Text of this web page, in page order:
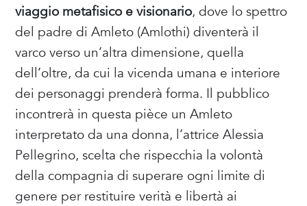
viaggio metafisico e visionario, dove lo spettro
del padre di Amleto (Amlothi) diventerà il
varco verso un’altra dimensione, quella
dell’oltre, da cui la vicenda umana e interiore
dei personaggi prenderà forma. Il pubblico
incontrerà in questa pièce un Amleto
interpretato da una donna, l’attrice Alessia
Pellegrino, scelta che rispecchia la volontà
della compagnia di superare ogni limite di
genere per restituire verità e libertà ai